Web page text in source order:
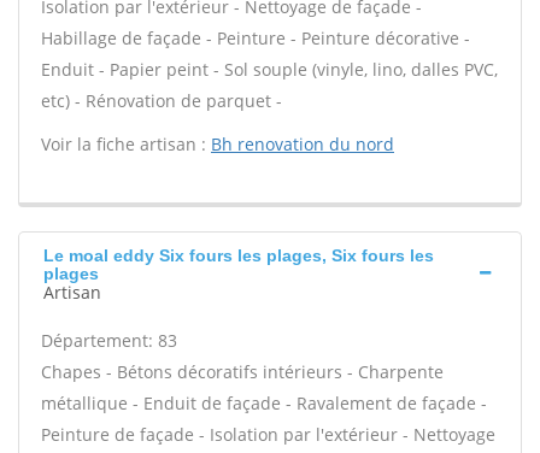
Isolation par l'extérieur - Nettoyage de façade -
Habillage de façade - Peinture - Peinture décorative -
Enduit - Papier peint - Sol souple (vinyle, lino, dalles PVC,
etc) - Rénovation de parquet -
Voir la fiche artisan : Bh renovation du nord
Le moal eddy Six fours les plages, Six fours les
plages
Artisan
Département: 83
Chapes - Bétons décoratifs intérieurs - Charpente
métallique - Enduit de façade - Ravalement de façade -
Peinture de façade - Isolation par l'extérieur - Nettoyage